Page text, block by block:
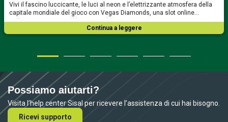
Vivi il fascino luccicante, le luci al neon e l’elettrizzante atmosfera della
capitale mondiale del gioco con Vegas Diamonds, una slot online…
Continua a leggere
Possiamo aiutarti?
Visita l’help center Sisal per ricevere l’assistenza di cui hai bisogno.
Ricevi supporto